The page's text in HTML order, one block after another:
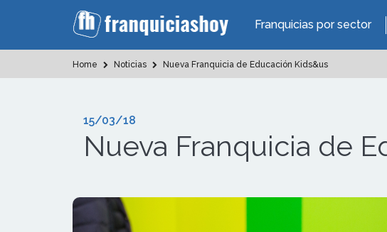
Franquicias por sector
Home Noticias Nueva Franquicia de Educación Kids&us
15/03/18
Nueva Franquicia de